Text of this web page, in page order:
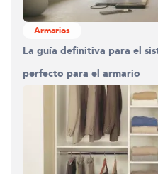
Armarios
La guía definitiva para el
perfecto para el armario